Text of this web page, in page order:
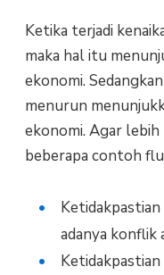
Ketika terjadi
maka hal itu
ekonomi.
menurun
ekonomi. Agar
beberapa contoh
adanya konflik